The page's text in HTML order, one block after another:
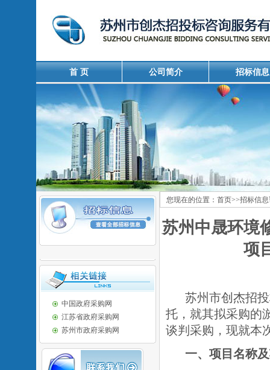
首 页 公司简介 招标信息
中国政府采购网
江苏省政府采购网
苏州市政府采购网
您现在的位置： 首页>>招标信
苏州中晟环境
项
苏州市创杰招
托，就其拟采购的
谈判采购，现就本
一、项目名称